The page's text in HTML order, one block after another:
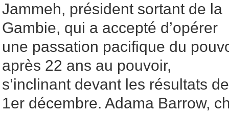
Jammeh, président sortant de la
Gambie, qui a accepté d’opérer
une passation pacifique du
après 22 ans au pouvoir,
s’inclinant devant les résultats
1er décembre. Adama Barrow,